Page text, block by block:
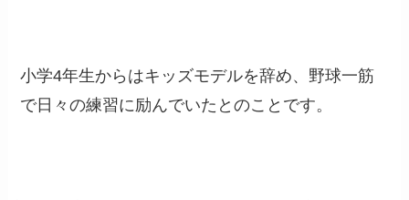
小学4年生からはキッズモデルを辞め、野球一筋
で日々の練習に励んでいたとのことです。